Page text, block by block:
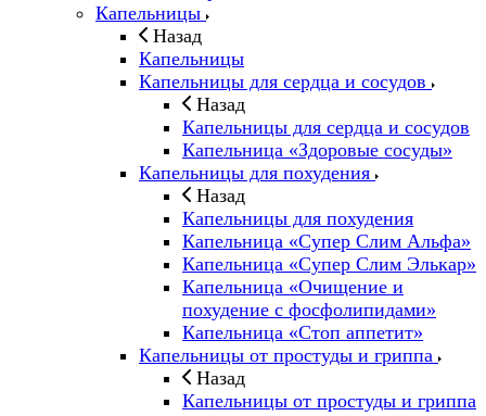
Капельницы
Назад
Капельницы
Капельницы для сердца и сосудов
Назад
Капельницы для сердца и сосудов
Капельница «Здоровые сосуды»
Капельницы для похудения
Назад
Капельницы для похудения
Капельница «Супер Слим Альфа»
Капельница «Супер Слим Элькар»
Капельница «Очищение и
похудение с фосфолипидами»
Капельница «Стоп аппетит»
Капельницы от простуды и гриппа
Назад
Капельницы от простуды и гриппа